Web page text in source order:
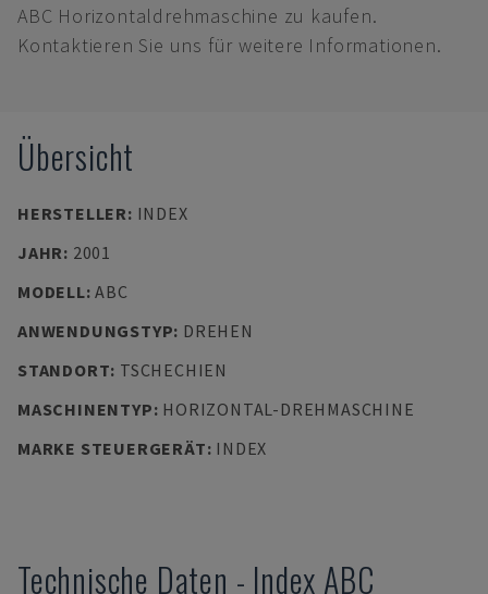
ABC Horizontaldrehmaschine zu kaufen.
Kontaktieren Sie uns für weitere Informationen.
Übersicht
HERSTELLER: INDEX
JAHR: 2001
MODELL:ABC
ANWENDUNGSTYP: DREHEN
STANDORT: TSCHECHIEN
MASCHINENTYP: HORIZONTAL-DREHMASCHINE
MARKE STEUERGERÄT: INDEX
Technische Daten - Index ABC